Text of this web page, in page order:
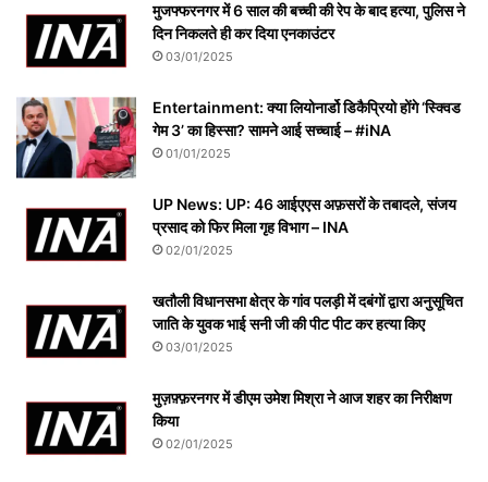
मुजफ्फरनगर में 6 साल की बच्ची की रेप के बाद हत्या, पुलिस ने
दिन निकलते ही कर दिया एनकाउंटर
03/01/2025
Entertainment: क्या लियोनार्डो डिकैप्रियो होंगे ‘स्क्विड
गेम 3’ का हिस्सा? सामने आई सच्चाई – #iNA
01/01/2025
UP News: UP: 46 आईएएस अफ़सरों के तबादले, संजय
प्रसाद को फिर मिला गृह विभाग – INA
02/01/2025
खतौली विधानसभा क्षेत्र के गांव पलड़ी में दबंगों द्वारा अनुसूचित
जाति के युवक भाई सनी जी की पीट पीट कर हत्या किए
03/01/2025
मुज़फ़्फ़रनगर में डीएम उमेश मिश्रा ने आज शहर का निरीक्षण
किया
02/01/2025